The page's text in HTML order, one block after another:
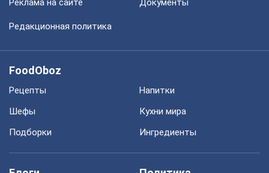
Реклама на сайте Документы
Редакционная политика
FoodOboz
Рецепты
Напитки
Шефы
Кухни мира
Подборки
Ингредиенты